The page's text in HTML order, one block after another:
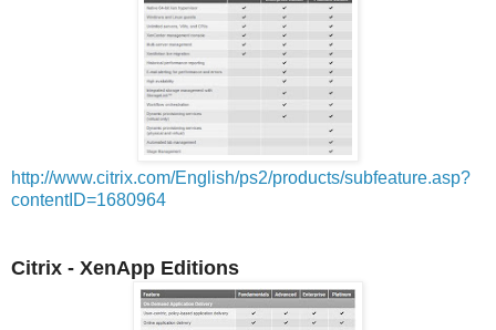
http://www.citrix.com/English/ps2/products/subfeature.asp?
contentID=1680964
Citrix - XenApp Editions